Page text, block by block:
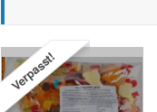
Verpasst!